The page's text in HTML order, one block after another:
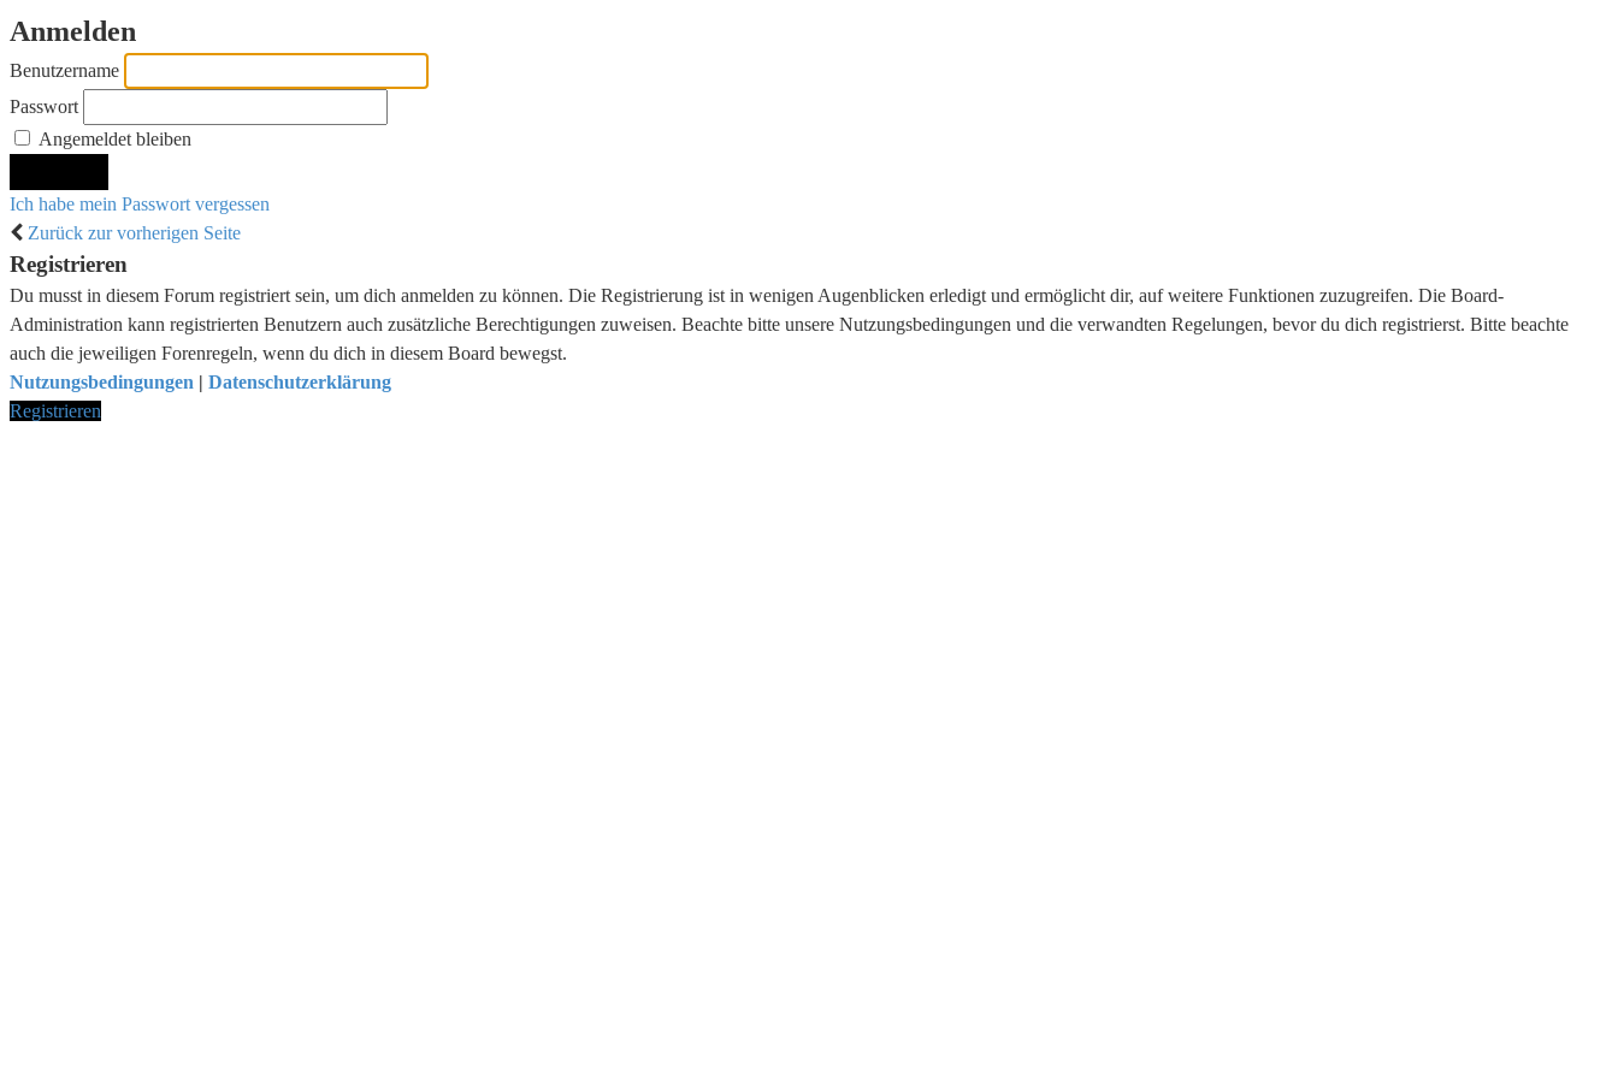
Anmelden
Benutzername
Passwort
Angemeldet bleiben
Ich habe mein Passwort vergessen
Zurück zur vorherigen Seite
Registrieren
Du musst in diesem Forum registriert sein, um dich anmelden zu können. Die Registrierung ist in wenigen Augenblicken erledigt und ermöglicht dir, auf weitere Funktionen zuzugreifen. Die Board-
Administration kann registrierten Benutzern auch zusätzliche Berechtigungen zuweisen. Beachte bitte unsere Nutzungsbedingungen und die verwandten Regelungen, bevor du dich registrierst. Bitte beachte
auch die jeweiligen Forenregeln, wenn du dich in diesem Board bewegst.
Nutzungsbedingungen | Datenschutzerklärung
Registrieren